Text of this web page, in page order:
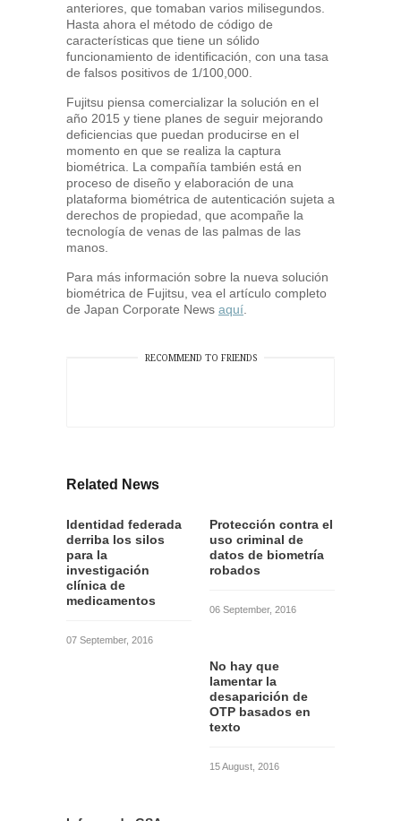
anteriores, que tomaban varios milisegundos.
Hasta ahora el método de código de
características que tiene un sólido
funcionamiento de identificación, con una tasa
de falsos positivos de 1/100,000.
Fujitsu piensa comercializar la solución en el
año 2015 y tiene planes de seguir mejorando
deficiencias que puedan producirse en el
momento en que se realiza la captura
biométrica. La compañía también está en
proceso de diseño y elaboración de una
plataforma biométrica de autenticación sujeta a
derechos de propiedad, que acompañe la
tecnología de venas de las palmas de las
manos.
Para más información sobre la nueva solución
biométrica de Fujitsu, vea el artículo completo
de Japan Corporate News aquí
RECOMMEND TO FRIENDS
Related News
Identidad federada
derriba los silos
para la
investigación
clínica de
medicamentos
07 September, 2016
Protección contra el
uso criminal de
datos de biometría
robados
06 September, 2016
No hay que
lamentar la
desaparición de
OTP basados en
texto
15 August, 2016